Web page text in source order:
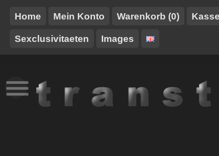
Home Mein Konto Warenkorb (0)
Sexclusivitaeten Images
NEUES
TT-
TRANSTOY
GURTE/HARNESSE